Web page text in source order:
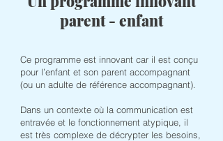
parent - enfant
Ce programme est innovant car il est conçu
pour l’enfant et son parent accompagnant
(ou un adulte de référence accompagnant).
Dans un contexte où la communication est
entravée et le fonctionnement atypique, il
est très complexe de décrypter les besoins,